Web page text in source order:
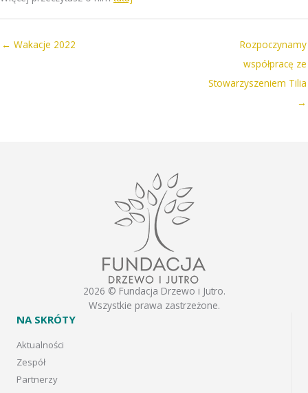
← Wakacje 2022
Rozpoczynamy
współpracę ze
Stowarzyszeniem Tilia
→
2026 © Fundacja Drzewo i Jutro.
Wszystkie prawa zastrzeżone.
NA SKRÓTY
Aktualności
Zespół
Partnerzy